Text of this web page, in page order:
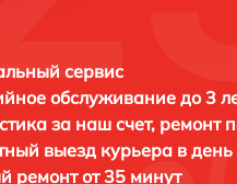
сервис
обслуживание до 3
за наш счет, ремонт
выезд курьера в
ремонтот 35 минут